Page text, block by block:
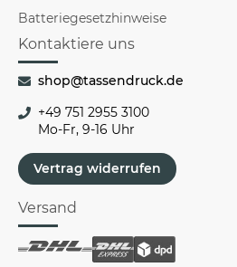
Batteriegesetzhinweise
Kontaktiere uns
shop@tassendruck.de
+49 751 2955 3100
Mo-Fr, 9-16 Uhr
Vertrag widerrufen
Versand